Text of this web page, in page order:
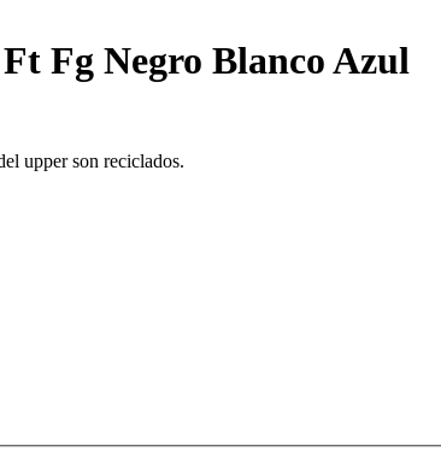
Fg Negro Blanco Azul
upper son reciclados.